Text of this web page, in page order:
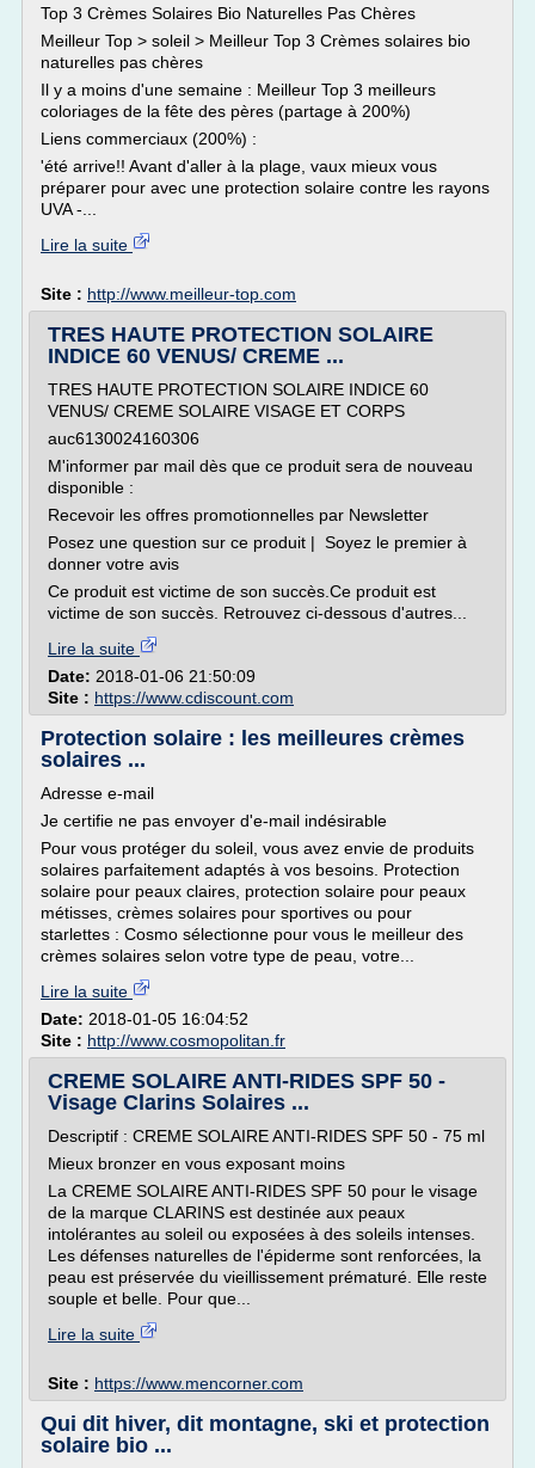
Top 3 Crèmes Solaires Bio Naturelles Pas Chères
Meilleur Top > soleil > Meilleur Top 3 Crèmes solaires bio
naturelles pas chères
Il y a moins d'une semaine : Meilleur Top 3 meilleurs
coloriages de la fête des pères (partage à 200%)
Liens commerciaux (200%) :
'été arrive!! Avant d'aller à la plage, vaux mieux vous
préparer pour avec une protection solaire contre les rayons
UVA -...
Lire la suite
Site : http://www.meilleur-top.com
TRES HAUTE PROTECTION SOLAIRE
INDICE 60 VENUS/ CREME ...
TRES HAUTE PROTECTION SOLAIRE INDICE 60
VENUS/ CREME SOLAIRE VISAGE ET CORPS
auc6130024160306
M'informer par mail dès que ce produit sera de nouveau
disponible :
Recevoir les offres promotionnelles par Newsletter
Posez une question sur ce produit | Soyez le premier à
donner votre avis
Ce produit est victime de son succès.Ce produit est
victime de son succès. Retrouvez ci-dessous d'autres...
Lire la suite
Date: 2018-01-06 21:50:09
Site : https://www.cdiscount.com
Protection solaire : les meilleures crèmes
solaires ...
Adresse e-mail
Je certifie ne pas envoyer d'e-mail indésirable
Pour vous protéger du soleil, vous avez envie de produits
solaires parfaitement adaptés à vos besoins. Protection
solaire pour peaux claires, protection solaire pour peaux
métisses, crèmes solaires pour sportives ou pour
starlettes : Cosmo sélectionne pour vous le meilleur des
crèmes solaires selon votre type de peau, votre...
Lire la suite
Date: 2018-01-05 16:04:52
Site : http://www.cosmopolitan.fr
CREME SOLAIRE ANTI-RIDES SPF 50 -
Visage Clarins Solaires ...
Descriptif : CREME SOLAIRE ANTI-RIDES SPF 50 - 75 ml
Mieux bronzer en vous exposant moins
La CREME SOLAIRE ANTI-RIDES SPF 50 pour le visage
de la marque CLARINS est destinée aux peaux
intolérantes au soleil ou exposées à des soleils intenses.
Les défenses naturelles de l'épiderme sont renforcées, la
peau est préservée du vieillissement prématuré. Elle reste
souple et belle. Pour que...
Lire la suite
Site : https://www.mencorner.com
Qui dit hiver, dit montagne, ski et protection
solaire bio ...